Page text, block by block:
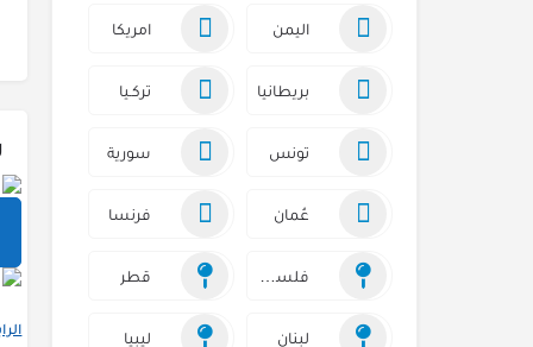
اليمن امريكا
بريطانيا تركـيا
تونس سورية
عُمان فرنسا
قطر
لبنان ليبيا